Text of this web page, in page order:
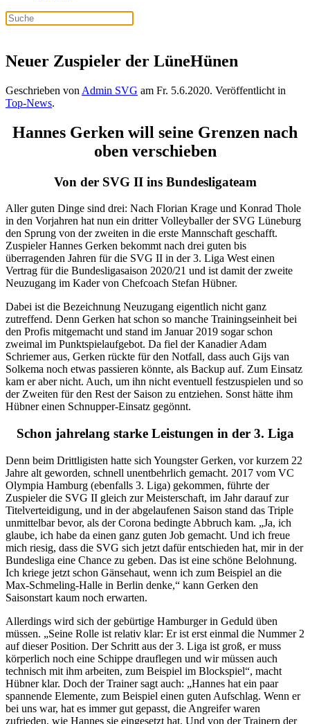
Neuer Zuspieler der LüneHünen
Geschrieben von Admin SVG am Fr. 5.6.2020. Veröffentlicht in
Top-News.
Hannes Gerken will seine Grenzen nach
oben verschieben
Von der SVG II ins Bundesligateam
Aller guten Dinge sind drei: Nach Florian Krage und Konrad Thole
in den Vorjahren hat nun ein dritter Volleyballer der SVG Lüneburg
den Sprung von der zweiten in die erste Mannschaft geschafft.
Zuspieler Hannes Gerken bekommt nach drei guten bis
überragenden Jahren für die SVG II in der 3. Liga West einen
Vertrag für die Bundesligasaison 2020/21 und ist damit der zweite
Neuzugang im Kader von Chefcoach Stefan Hübner.
Dabei ist die Bezeichnung Neuzugang eigentlich nicht ganz
zutreffend. Denn Gerken hat schon so manche Trainingseinheit bei
den Profis mitgemacht und stand im Januar 2019 sogar schon
zweimal im Punktspielaufgebot. Da fiel der Kanadier Adam
Schriemer aus, Gerken rückte für den Notfall, dass auch Gijs van
Solkema noch etwas passieren könnte, als Backup auf. Zum Einsatz
kam er aber nicht. Auch, um ihn nicht eventuell festzuspielen und so
der Zweiten für den Rest der Saison zu entziehen. Sonst hätte ihm
Hübner einen Schnupper-Einsatz gegönnt.
Schon jahrelang starke Leistungen in der 3. Liga
Denn beim Drittligisten hatte sich Youngster Gerken, vor kurzem 22
Jahre alt geworden, schnell unentbehrlich gemacht. 2017 vom VC
Olympia Hamburg (ebenfalls 3. Liga) gekommen, führte der
Zuspieler die SVG II gleich zur Meisterschaft, im Jahr darauf zur
Titelverteidigung, und in der abgelaufenen Saison stand das Triple
unmittelbar bevor, als der Corona bedingte Abbruch kam. „Ja, ich
glaube, ich habe da einen ganz guten Job gemacht. Und ich freue
mich riesig, dass die SVG sich jetzt dafür entschieden hat, mir in der
Bundesliga eine Chance zu geben. Das ist eine schöne Belohnung.
Ich kriege jetzt schon Gänsehaut, wenn ich zum Beispiel an die
Max-Schmeling-Halle in Berlin denke,“ kann Gerken den
Saisonstart kaum noch erwarten.
Allerdings wird sich der gebürtige Hamburger in Geduld üben
müssen. „Seine Rolle ist relativ klar: Er ist erst einmal die Nummer 2
auf dieser Position. Der Schritt aus der 3. Liga ist groß, er muss
körperlich noch eine Schippe drauflegen und wir müssen auch
technisch mit ihm arbeiten, zum Beispiel im Blockspiel“, macht
Hübner klar. Doch der Trainer sagt auch: „Hannes hat ein paar
spannende Elemente, zum Beispiel einen guten Aufschlag. Wenn er
bei uns war, hat es immer gut gepasst, die Angreifer waren
zufrieden, wie Hannes sie eingesetzt hat. Und von der Trainern der